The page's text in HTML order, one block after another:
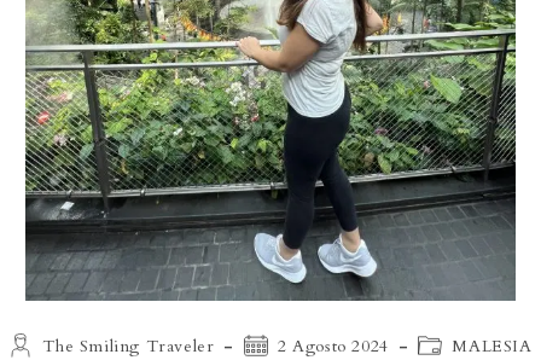
AutoreThe Smiling Traveler
Articolo2 Agosto 2024
Categoria
MALESIA